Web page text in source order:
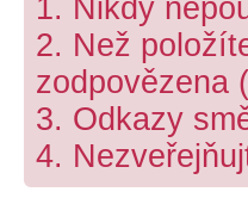
1. Nikdy
2. Než
zodpovězena
3. Odkazy
4.